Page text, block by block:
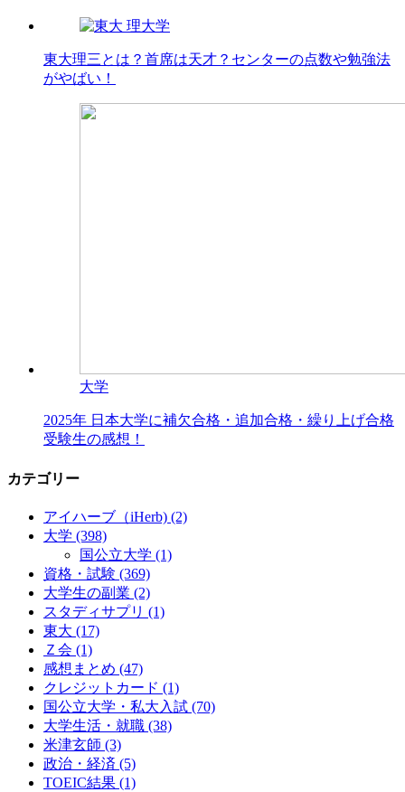
大学
東大理三とは？首席は天才？センターの点数や勉強法
がやばい！
大学
2025年 日本大学に補欠合格・追加合格・繰り上げ合格
受験生の感想！
カテゴリー
アイハーブ（iHerb) (2)
大学 (398)
国公立大学 (1)
資格・試験 (369)
大学生の副業 (2)
スタディサプリ (1)
東大 (17)
Ｚ会 (1)
感想まとめ (47)
クレジットカード (1)
国公立大学・私大入試 (70)
大学生活・就職 (38)
米津玄師 (3)
政治・経済 (5)
TOEIC結果 (1)